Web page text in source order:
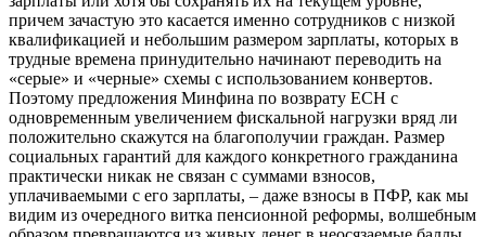
причем зачастую это касается именно сотрудников с низкой
квалификацией и небольшим размером зарплаты, которых в
трудные времена принудительно начинают переводить на
«серые» и «черные» схемы с использованием конвертов.
Поэтому предложения Минфина по возврату ЕСН с
одновременным увеличением фискальной нагрузки вряд ли
положительно скажутся на благополучии граждан. Размер
социальных гарантий для каждого конкретного гражданина
практически никак не связан с суммами взносов,
уплачиваемыми с его зарплаты, – даже взносы в ПФР, как мы
видим из очередного витка пенсионной реформы, волшебным